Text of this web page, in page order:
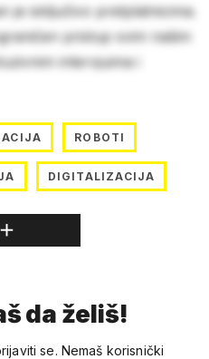
je isključivo pretplatnicima.
pristup svim našim
intervjuima i
ROBOTI
DIGITALIZACIJA
da želiš!
se. Nemaš korisnički